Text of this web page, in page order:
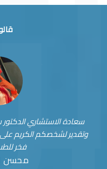
سعادة الاستشاري
وتقدير لشخصكم الكريم
فخر
محسن